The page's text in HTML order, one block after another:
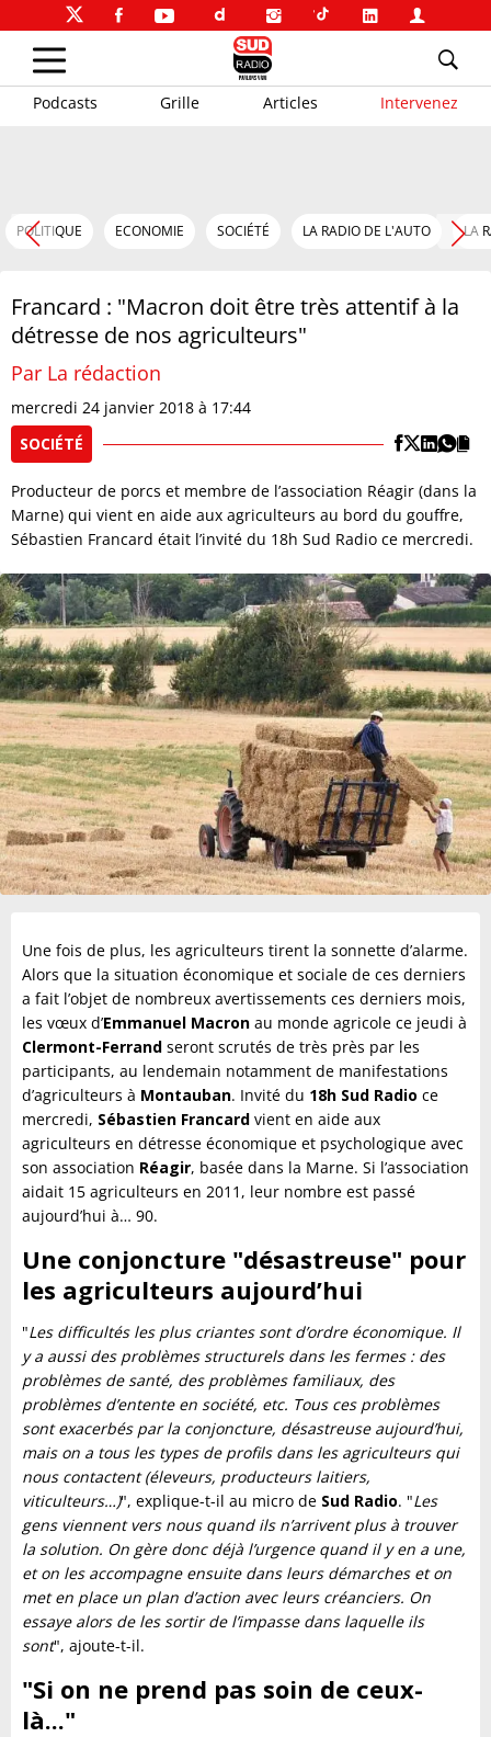
Podcasts Grille Articles Intervenez
POLITIQUE ECONOMIE SOCIÉTÉ LA RADIO DE L'AUTO LA
Francard : "Macron doit être très attentif à la
détresse de nos agriculteurs"
Par La rédaction
mercredi 24 janvier 2018 à 17:44
SOCIÉTÉ
Producteur de porcs et membre de l’association Réagir (dans la
Marne) qui vient en aide aux agriculteurs au bord du gouffre,
Sébastien Francard était l’invité du 18h Sud Radio ce mercredi.
Une fois de plus, les agriculteurs tirent la sonnette d’alarme.
Alors que la situation économique et sociale de ces derniers
a fait l’objet de nombreux avertissements ces derniers mois,
les vœux d’Emmanuel Macron au monde agricole ce jeudi à
Clermont-Ferrand seront scrutés de très près par les
participants, au lendemain notamment de manifestations
d’agriculteurs à Montauban. Invité du 18h Sud Radio ce
mercredi, Sébastien Francard vient en aide aux
agriculteurs en détresse économique et psychologique avec
son association Réagir, basée dans la Marne. Si l’association
aidait 15 agriculteurs en 2011, leur nombre est passé
aujourd’hui à… 90.
Une conjoncture "désastreuse" pour
les agriculteurs aujourd’hui
"Les difficultés les plus criantes sont d’ordre économique. Il
y a aussi des problèmes structurels dans les fermes : des
problèmes de santé, des problèmes familiaux, des
problèmes d’entente en société, etc. Tous ces problèmes
sont exacerbés par la conjoncture, désastreuse aujourd’hui,
mais on a tous les types de profils dans les agriculteurs qui
nous contactent (éleveurs, producteurs laitiers,
viticulteurs…)", explique-t-il au micro de Sud Radio. "Les
gens viennent vers nous quand ils n’arrivent plus à trouver
la solution. On gère donc déjà l’urgence quand il y en a une,
et on les accompagne ensuite dans leurs démarches et on
met en place un plan d’action avec leurs créanciers. On
essaye alors de les sortir de l’impasse dans laquelle ils
sont", ajoute-t-il.
"Si on ne prend pas soin de ceux-
là..."